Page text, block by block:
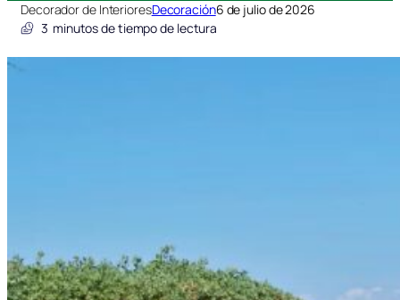
Decorador de InterioresDecoración6 de julio de 2026
3 minutos de tiempo de lectura